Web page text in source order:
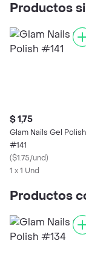
Productos
$ 1,75
Glam Nails Gel Polish
#141
($1.75/und)
1 x 1 Und
Productos